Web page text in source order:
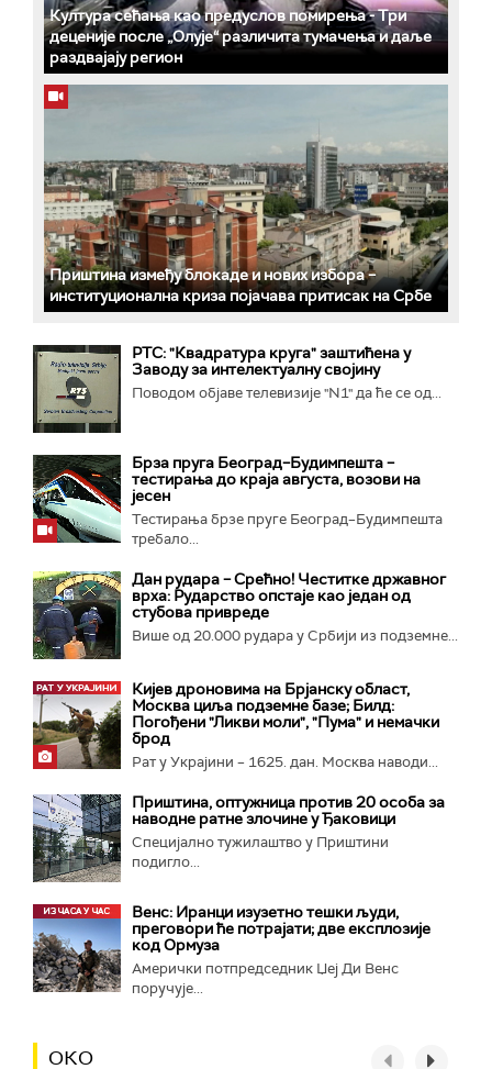
Култура сећања као предуслов помирења ­- Три
деценије после „Олује“ различита тумачења и даље
раздвајају регион
Приштина између блокаде и нових избора –
институционална криза појачава притисак на Србе
РТС: "Квадратура круга" заштићена у
Заводу за интелектуалну својину
Поводом објаве телевизије "N1" да ће се од...
Брза пруга Београд–Будимпешта –
тестирања до краја августа, возови на
јесен
Тестирања брзе пруге Београд–Будимпешта
требало...
Дан рудара – Срећно! Честитке државног
врха: Рударство опстаје као један од
стубова привреде
Више од 20.000 рудара у Србији из подземне...
Кијев дроновима на Брјанску област,
Москва циља подземне базе; Билд:
Погођени "Ликви моли", "Пума" и немачки
брод
Рат у Украјини – 1625. дан. Москва наводи...
Приштина, оптужница против 20 особа за
наводне ратне злочине у Ђаковици
Специјално тужилаштво у Приштини
подигло...
Венс: Иранци изузетно тешки људи,
преговори ће потрајати; две експлозије
код Ормуза
Амерички потпредседник Џеј Ди Венс
поручује...
ОКО